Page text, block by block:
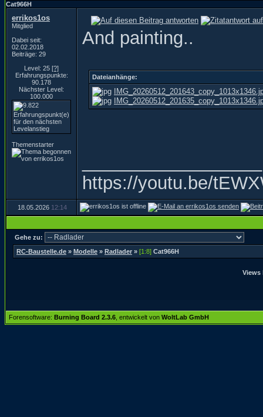
Cat966H
errikos1os
Mitglied
Dabei seit:
02.02.2018
Beiträge: 29
Level: 25 [?]
Erfahrungspunkte:
90.178
Nächster Level:
100.000
Themenstarter
And painting..
Dateianhänge:
https://youtu.be/
18.05.2026 12:14
Gehe zu:
RC-Baustelle.de » Modelle » Radlader » [1:8] Cat966H
Views
Forensoftware: Burning Board 2.3.6 , entwickelt von WoltLab GmbH